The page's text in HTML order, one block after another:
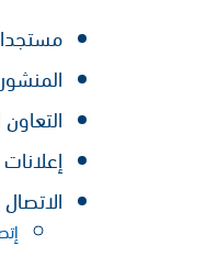
إعلانات
الاتصال